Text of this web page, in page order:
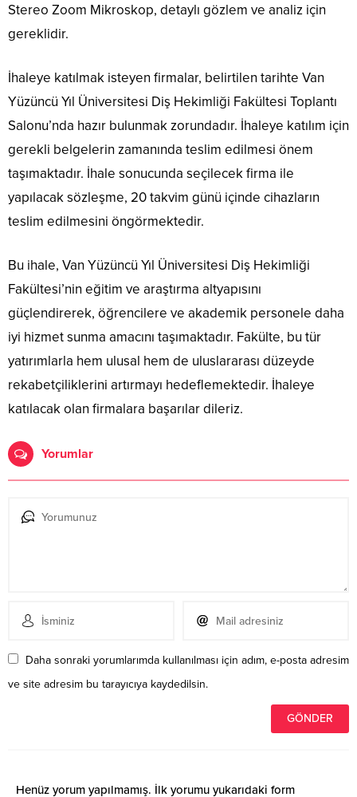
Stereo Zoom Mikroskop, detaylı gözlem ve analiz için
gereklidir.
İhaleye katılmak isteyen firmalar, belirtilen tarihte Van
Yüzüncü Yıl Üniversitesi Diş Hekimliği Fakültesi Toplantı
Salonu’nda hazır bulunmak zorundadır. İhaleye katılım için
gerekli belgelerin zamanında teslim edilmesi önem
taşımaktadır. İhale sonucunda seçilecek firma ile
yapılacak sözleşme, 20 takvim günü içinde cihazların
teslim edilmesini öngörmektedir.
Bu ihale, Van Yüzüncü Yıl Üniversitesi Diş Hekimliği
Fakültesi’nin eğitim ve araştırma altyapısını
güçlendirerek, öğrencilere ve akademik personele daha
iyi hizmet sunma amacını taşımaktadır. Fakülte, bu tür
yatırımlarla hem ulusal hem de uluslararası düzeyde
rekabetçiliklerini artırmayı hedeflemektedir. İhaleye
katılacak olan firmalara başarılar dileriz.
Yorumlar
Daha sonraki yorumlarımda kullanılması için adım, e-posta adresim
ve site adresim bu tarayıcıya kaydedilsin.
Henüz yorum yapılmamış. İlk yorumu yukarıdaki form